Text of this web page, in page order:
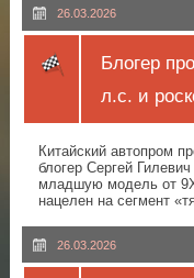
26.03.2026
Блогер
л.с. и
Китайский автопром
блогер Сергей
младшую модель от
нацелен на сегмент
26.03.2026